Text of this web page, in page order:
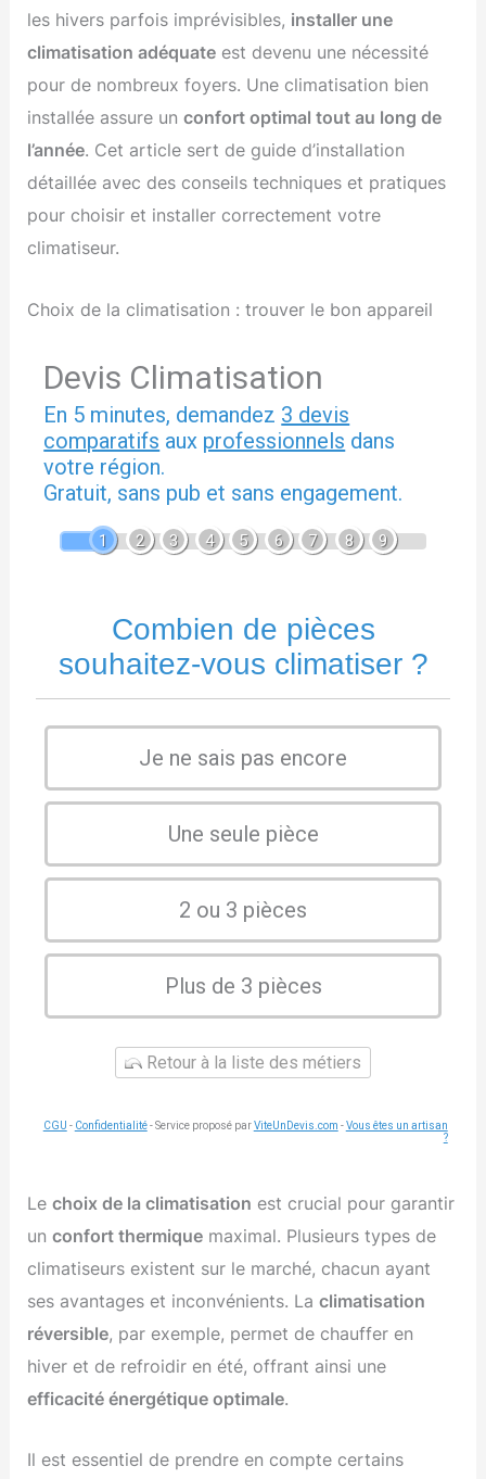
les hivers parfois imprévisibles, installer une
climatisation adéquate est devenu une nécessité
pour de nombreux foyers. Une climatisation bien
installée assure unconfort optimal tout au long de
l’année. Cet article sert de guide d’installation
détaillée avec des conseils techniques et pratiques
pour choisir et installer correctement votre
climatiseur.
Choix de la climatisation : trouver le bon appareil
Devis Climatisation
En 5 minutes, demandez 3 devis
comparatifs aux professionnels dans
votre région.
Gratuit, sans pub et sans engagement.
1 2 3 4 5 6 7 8 9
Combien de pièces
souhaitez-vous climatiser ?
Je ne sais pas encore
Une seule pièce
2 ou 3 pièces
Plus de 3 pièces
Retour à la liste des métiers
CGU - Confidentialité- Service proposé parViteUnDevis.com -Vous êtes un artisan
?
Lechoix de la climatisation est crucial pour garantir
unconfort thermique maximal. Plusieurs types de
climatiseurs existent sur le marché, chacun ayant
ses avantages et inconvénients. Laclimatisation
réversible, par exemple, permet de chauffer en
hiver et de refroidir en été, offrant ainsi une
efficacité énergétique optimale.
Il est essentiel de prendre en compte certains